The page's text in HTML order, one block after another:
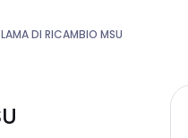
DI RICAMBIO MSU